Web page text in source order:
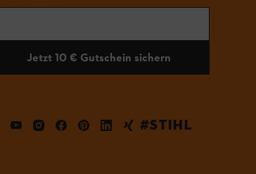
Jetzt 10 € Gutschein sichern
#STIHL